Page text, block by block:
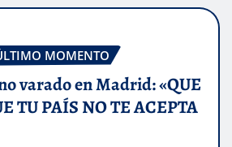
MOMENTO
varado en Madrid: «QUE
TU PAÍS NO TE ACEPTA